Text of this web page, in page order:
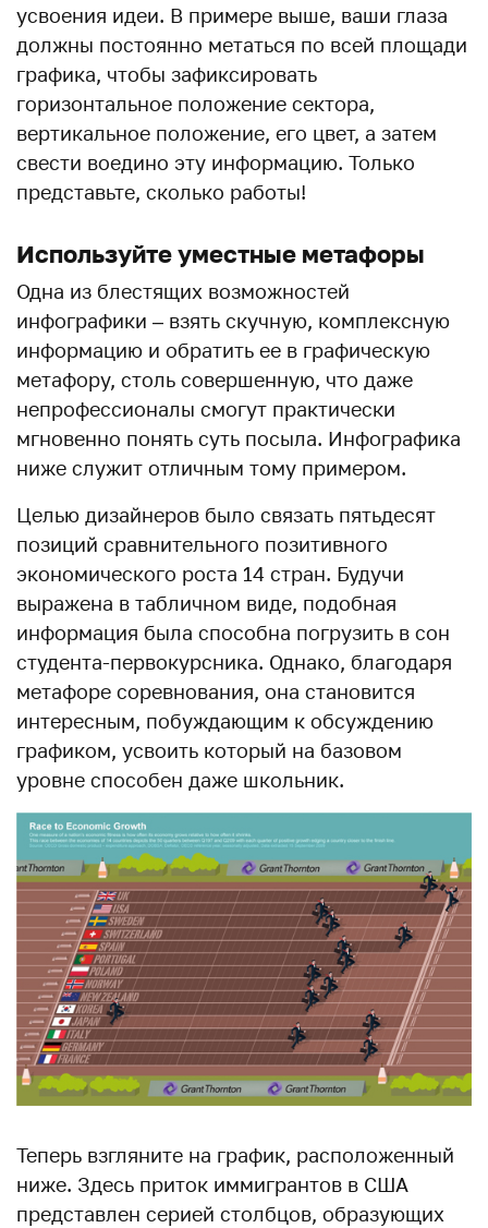
усвоения идеи. В примере выше, ваши глаза
должны постоянно метаться по всей площади
графика, чтобы зафиксировать
горизонтальное положение сектора,
вертикальное положение, его цвет, а затем
свести воедино эту информацию. Только
представьте, сколько работы!
Используйте уместные метафоры
Одна из блестящих возможностей
инфографики – взять скучную, комплексную
информацию и обратить ее в графическую
метафору, столь совершенную, что даже
непрофессионалы смогут практически
мгновенно понять суть посыла. Инфографика
ниже служит отличным тому примером.
Целью дизайнеров было связать пятьдесят
позиций сравнительного позитивного
экономического роста 14 стран. Будучи
выражена в табличном виде, подобная
информация была способна погрузить в сон
студента-первокурсника. Однако, благодаря
метафоре соревнования, она становится
интересным, побуждающим к обсуждению
графиком, усвоить который на базовом
уровне способен даже школьник.
Теперь взгляните на график, расположенный
ниже. Здесь приток иммигрантов в США
представлен серией столбцов, образующих